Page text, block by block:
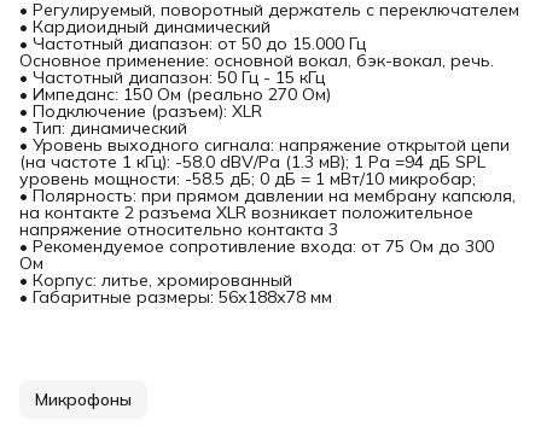
• Регулируемый, поворотный держатель с переключателем
• Кардиоидный динамический
• Частотный диапазон: от 50 до 15.000 Гц
Основное применение: основной вокал, бэк-вокал, речь.
• Частотный диапазон: 50 Гц - 15 кГц
• Импеданс: 150 Ом (реально 270 Ом)
• Подключение (разъем): XLR
• Тип: динамический
• Уровень выходного сигнала: напряжение открытой цепи
(на частоте 1 кГц): -58.0 dBV/Pa (1.3 мВ); 1 Pa =94 дБ SPL
уровень мощности: -58.5 дБ; 0 дБ = 1 мВт/10 микробар;
• Полярность: при прямом давлении на мембрану капсюля,
на контакте 2 разъема XLR возникает положительное
напряжение относительно контакта 3
• Рекомендуемое сопротивление входа: от 75 Ом до 300
Ом
• Корпус: литье, хромированный
• Габаритные размеры: 56х188х78 мм
Микрофоны